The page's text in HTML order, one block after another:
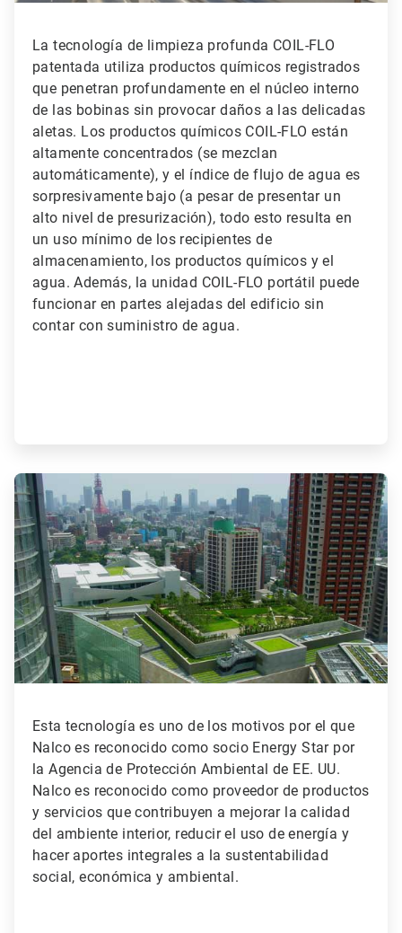
La tecnología de limpieza profunda COIL-FLO
patentada utiliza productos químicos registrados
que penetran profundamente en el núcleo interno
de las bobinas sin provocar daños a las delicadas
aletas. Los productos químicos COIL-FLO están
altamente concentrados (se mezclan
automáticamente), y el índice de flujo de agua es
sorpresivamente bajo (a pesar de presentar un
alto nivel de presurización), todo esto resulta en
un uso mínimo de los recipientes de
almacenamiento, los productos químicos y el
agua. Además, la unidad COIL-FLO portátil puede
funcionar en partes alejadas del edificio sin
contar con suministro de agua.
ArticleTile
3
de
3
Esta tecnología es uno de los motivos por el que
Nalco es reconocido como socio Energy Star por
la Agencia de Protección Ambiental de EE. UU.
Nalco es reconocido como proveedor de productos
y servicios que contribuyen a mejorar la calidad
del ambiente interior, reducir el uso de energía y
hacer aportes integrales a la sustentabilidad
social, económica y ambiental.